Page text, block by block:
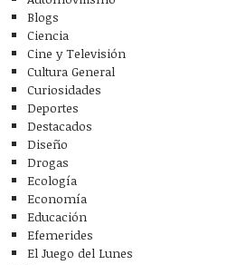
Blogs
Ciencia
Cine y Televisión
Cultura General
Curiosidades
Deportes
Destacados
Diseño
Drogas
Ecología
Economía
Educación
Efemerides
El Juego del Lunes